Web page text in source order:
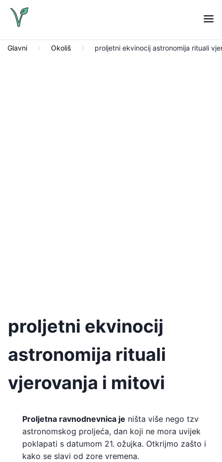
Glavni Okoliš proljetni ekvinocij astronomija rituali
proljetni ekvinocij
astronomija rituali
vjerovanja i mitovi
Proljetna ravnodnevnica je ništa više nego tzv
astronomskog proljeća, dan koji ne mora uvijek
poklapati s datumom 21. ožujka. Otkrijmo zašto i
kako se slavi od zore vremena.